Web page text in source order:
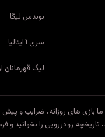
بوندس لیگا
سری آ ایتالیا
لیگ قهرمانان